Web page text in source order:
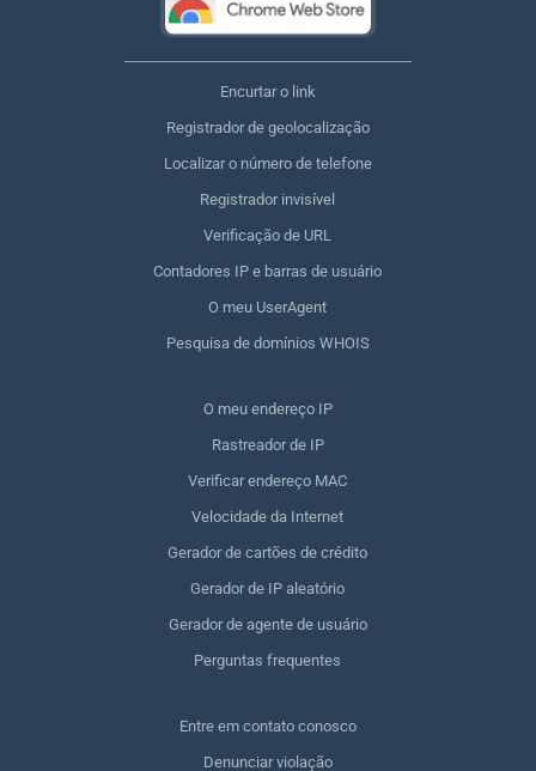
Encurtar o link
Registrador de geolocalização
Localizar o número de telefone
Registrador invisível
Verificação de URL
Contadores IP e barras de usuário
O meu UserAgent
Pesquisa de domínios WHOIS
O meu endereço IP
Rastreador de IP
Verificar endereço MAC
Velocidade da Internet
Gerador de cartões de crédito
Gerador de IP aleatório
Gerador de agente de usuário
Perguntas frequentes
Entre em contato conosco
Denunciar violação